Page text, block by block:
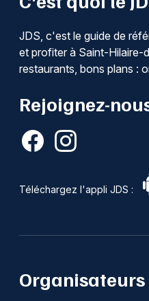
JDS, c'est le guide de
et profiter à Saint-Hilaire-
restaurants, bons plans :
Rejoignez-
Téléchargez l'appli JDS :
Organisateurs